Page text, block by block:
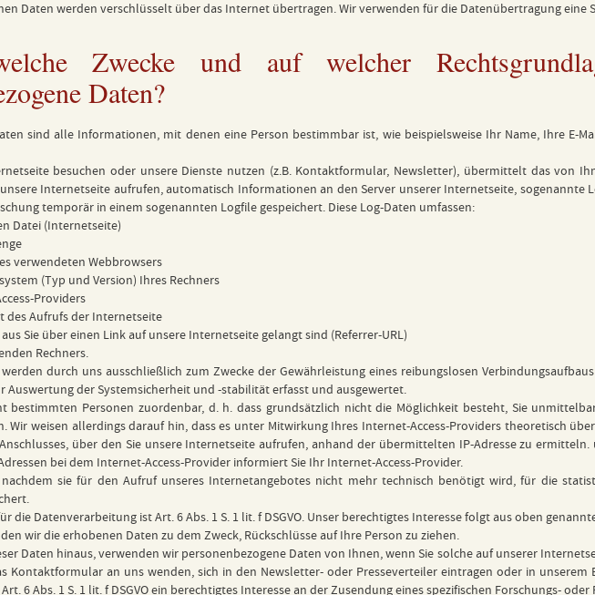
Daten werden verschlüsselt über das Internet übertragen. Wir verwenden für die Datenübertragung eine
Zwecke und auf welcher
Daten?
sind alle Informationen, mit denen eine Person bestimmbar ist, wie beispielsweise Ihr Name, Ihre E-
besuchen oder unsere Dienste nutzen (z.B. Kontaktformular, Newsletter), übermittelt das von
Internetseite aufrufen, automatisch Informationen an den Server unserer Internetseite, sogenannte
temporär in einem sogenannten Logfile gespeichert. Diese Log-Daten umfassen:
Datei (Internetseite)
verwendeten Webbrowsers
(Typ und Version) Ihres Rechners
Providers
des Aufrufs der Internetseite
Sie über einen Link auf unsere Internetseite gelangt sind (Referrer-URL)
Rechners.
durch uns ausschließlich zum Zwecke der Gewährleistung eines reibungslosen
Auswertung der Systemsicherheit und -stabilität erfasst und ausgewertet.
bestimmten Personen zuordenbar, d. h. dass grundsätzlich nicht die Möglichkeit besteht, Sie
Wir weisen allerdings darauf hin, dass es unter Mitwirkung Ihres Internet-Access-Providers theoretisch
über den Sie unsere Internetseite aufrufen, anhand der übermittelten IP-Adresse zu
bei dem Internet-Access-Provider informiert Sie Ihr Internet-Access-Provider.
nachdem sie für den Aufruf unseres Internetangebotes nicht mehr technisch benötigt wird, für die
die Datenverarbeitung ist Art. 6 Abs. 1 S. 1 lit. f DSGVO. Unser berechtigtes Interesse folgt aus oben
wir die erhobenen Daten zu dem Zweck, Rückschlüsse auf Ihre Person zu ziehen.
Daten hinaus, verwenden wir personenbezogene Daten von Ihnen, wenn Sie solche auf unserer
Kontaktformular an uns wenden, sich in den Newsletter- oder Presseverteiler eintragen oder in unserem
6 Abs. 1 S. 1 lit. f DSGVO ein berechtigtes Interesse an der Zusendung eines spezifischen Forschungs-